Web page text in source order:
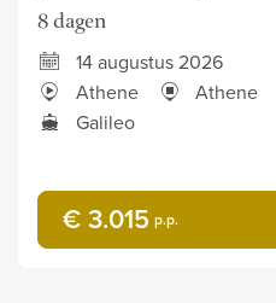
8 dagen
14 augustus 2026
Athene
Athene
Galileo
€ 3.015 p.p.